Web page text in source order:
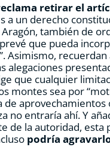
retirar el
a un derecho
Aragón, también de
que pueda
Asimismo,
alegaciones
que cualquier
montes sea por
de aprovechamientos
no entraría ahí. Y
de la autoridad,
podría